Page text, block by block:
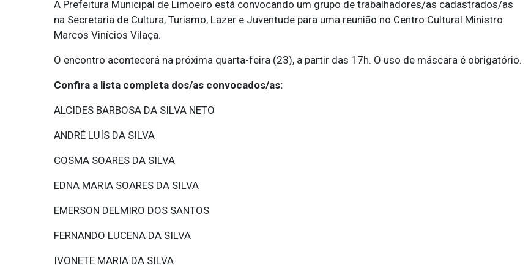
A Prefeitura Municipal de Limoeiro está convocando um grupo de trabalhadores/as cadastrados/as
na Secretaria de Cultura, Turismo, Lazer e Juventude para uma reunião no Centro Cultural Ministro
Marcos Vinícios Vilaça.
O encontro acontecerá na próxima quarta-feira (23), a partir das 17h. O uso de máscara é obrigatório.
Confira a lista completa dos/as convocados/as:
ALCIDES BARBOSA DA SILVA NETO
ANDRÉ LUÍS DA SILVA
COSMA SOARES DA SILVA
EDNA MARIA SOARES DA SILVA
EMERSON DELMIRO DOS SANTOS
FERNANDO LUCENA DA SILVA
IVONETE MARIA DA SILVA